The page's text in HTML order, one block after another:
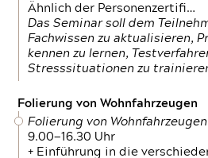
Ähnlich der Personenzertifi…
Das Seminar soll dem
Fachwissen zu aktualisieren,
kennen zu lernen,
Stresssituationen zu
Folierung von Wohnfahrzeugen
Folierung von Wohnfahrzeugen
9.00—16.30 Uhr
+ Einführung in die